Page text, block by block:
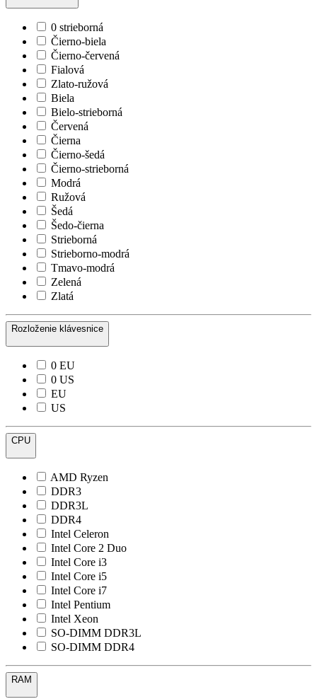
0 strieborná
Čierno-biela
Čierno-červená
Fialová
Zlato-ružová
Biela
Bielo-strieborná
Červená
Čierna
Čierno-šedá
Čierno-strieborná
Modrá
Ružová
Šedá
Šedo-čierna
Strieborná
Strieborno-modrá
Tmavo-modrá
Zelená
Zlatá
Rozloženie klávesnice
0 EU
0 US
EU
US
CPU
AMD Ryzen
DDR3
DDR3L
DDR4
Intel Celeron
Intel Core 2 Duo
Intel Core i3
Intel Core i5
Intel Core i7
Intel Pentium
Intel Xeon
SO-DIMM DDR3L
SO-DIMM DDR4
RAM